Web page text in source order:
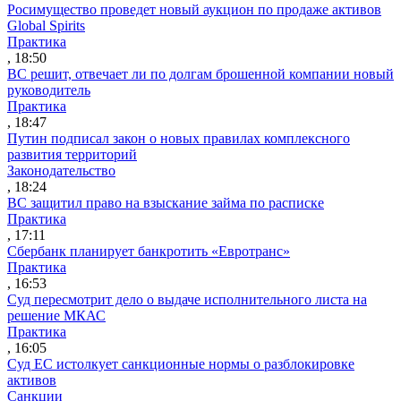
Росимущество проведет новый аукцион по продаже активов
Global Spirits
Практика
, 18:50
ВС решит, отвечает ли по долгам брошенной компании новый
руководитель
Практика
, 18:47
Путин подписал закон о новых правилах комплексного
развития территорий
Законодательство
, 18:24
ВС защитил право на взыскание займа по расписке
Практика
, 17:11
Сбербанк планирует банкротить «Евротранс»
Практика
, 16:53
Суд пересмотрит дело о выдаче исполнительного листа на
решение МКАС
Практика
, 16:05
Суд ЕС истолкует санкционные нормы о разблокировке
активов
Санкции